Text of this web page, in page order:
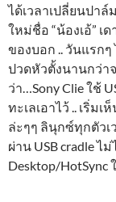
ได้เวลาเปลี่ยนปาล์
ใหม่ชื่อ “น้องเอ้” เ
ของบอก .. วันแรก
ปวดหัวตั้งนานกว่า
ว่า…Sony Clie ใช้
ทะเลเอาไว้ .. เริ่ม
ล่ะๆๆ ลินุกซ์ทุกตัวเ
ผ่าน USB cradle ไ
Desktop/